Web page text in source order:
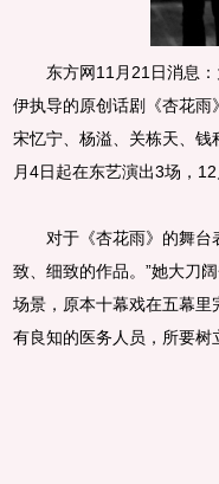
东方网11月21日消息：
伊执导的原创话剧《杏花雨
宋忆宁、杨溢、关栋天、
月4日起在东艺演出3场，
对于《杏花雨》的舞台表
致、细致的作品。”她大刀
场景，原本十幕戏在五幕里
有良知的医务人员，所要树